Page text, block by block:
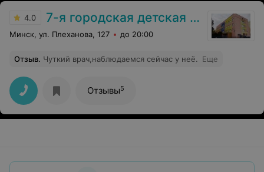
4.0 7-я городская детская поликлиника
Минск, ул. Плеханова, 127 до 20:00
Отзыв. Чуткий врач,наблюдаемся сейчас у неё. Еще
Отзывы5